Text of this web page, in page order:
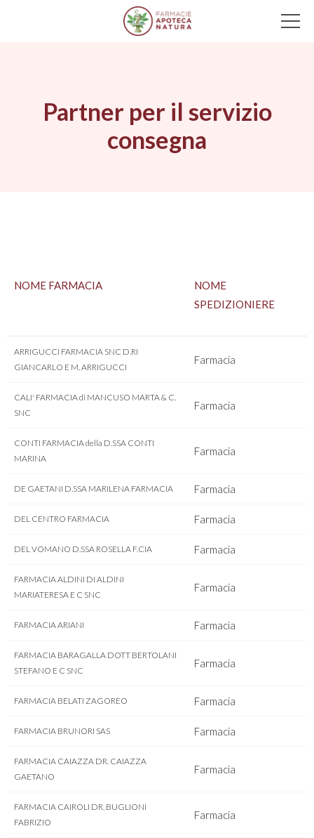
Main Navigation
Partner per il servizio
consegna
NOME FARMACIA
NOME
SPEDIZIONIERE
ARRIGUCCI FARMACIA SNC D.RI
GIANCARLO E M. ARRIGUCCI
Farmacia
CALI' FARMACIA di MANCUSO MARTA & C.
SNC
Farmacia
CONTI FARMACIA della D.SSA CONTI
MARINA
Farmacia
DE GAETANI D.SSA MARILENA FARMACIA Farmacia
DEL CENTRO FARMACIA Farmacia
DEL VOMANO D.SSA ROSELLA F.CIA Farmacia
FARMACIA ALDINI DI ALDINI
MARIATERESA E C SNC
Farmacia
FARMACIA ARIANI Farmacia
FARMACIA BARAGALLA DOTT BERTOLANI
STEFANO E C SNC
Farmacia
FARMACIA BELATI ZAGOREO Farmacia
FARMACIA BRUNORI SAS Farmacia
FARMACIA CAIAZZA DR. CAIAZZA
GAETANO
Farmacia
FARMACIA CAIROLI DR. BUGLIONI
FABRIZIO
Farmacia